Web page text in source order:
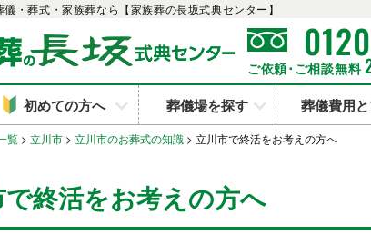
・葬式・家族葬なら【家族葬の長坂式典センター】
0120
ご依頼･ご相談無料
初めての方へ 葬儀場を探す 葬儀費用
覧 > 立川市 > 立川市のお葬式の知識 > 立川市で終活をお考えの方へ
終活をお考えの方へ